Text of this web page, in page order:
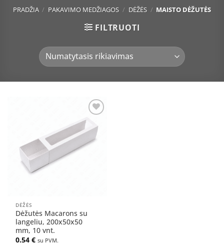
PRADŽIA / PAKAVIMO MEDŽIAGOS / DĖŽĖS / MAISTO DĖŽUTĖS
FILTRUOTI
Pridėti
į norų
sąrašą
DĖŽĖS
Dėžutės Macarons su
langeliu, 200x50x50
mm, 10 vnt.
0.54€ su PVM.